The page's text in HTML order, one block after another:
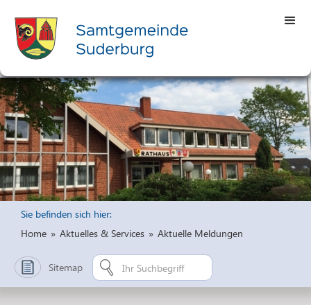
Sie befinden sich hier:
Home » Aktuelles & Services » Aktuelle Meldungen
Sitemap